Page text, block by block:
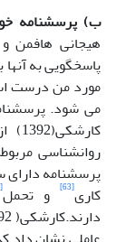
ب) پرسشنامه
هیجانی هافمن
مورد من درست
می شود.
روانشناسی
پرسشنامه دارای
کاری[63] و تحمل[64]